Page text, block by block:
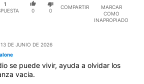
1
0 0
COMPARTIR
MARCAR
COMO
INAPROPIADO
13 DE JUNIO DE 2026
se puede vivir, ayuda a olvidar los
vacia.